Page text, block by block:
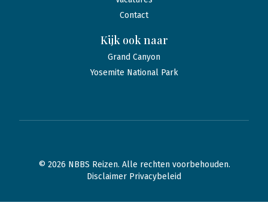
Contact
Kijk ook naar
Grand Canyon
Yosemite National Park
© 2026 NBBS Reizen. Alle rechten voorbehouden.
Disclaimer Privacybeleid